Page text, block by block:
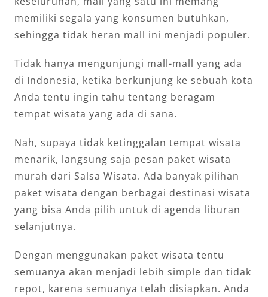
memiliki segala yang konsumen butuhkan,
sehingga tidak heran mall ini menjadi populer.
Tidak hanya mengunjungi mall-mall yang ada
di Indonesia, ketika berkunjung ke sebuah kota
Anda tentu ingin tahu tentang beragam
tempat wisata yang ada di sana.
Nah, supaya tidak ketinggalan tempat wisata
menarik, langsung saja pesan paket wisata
murah dari Salsa Wisata. Ada banyak pilihan
paket wisata dengan berbagai destinasi wisata
yang bisa Anda pilih untuk di agenda liburan
selanjutnya.
Dengan menggunakan paket wisata tentu
semuanya akan menjadi lebih simple dan tidak
repot, karena semuanya telah disiapkan. Anda